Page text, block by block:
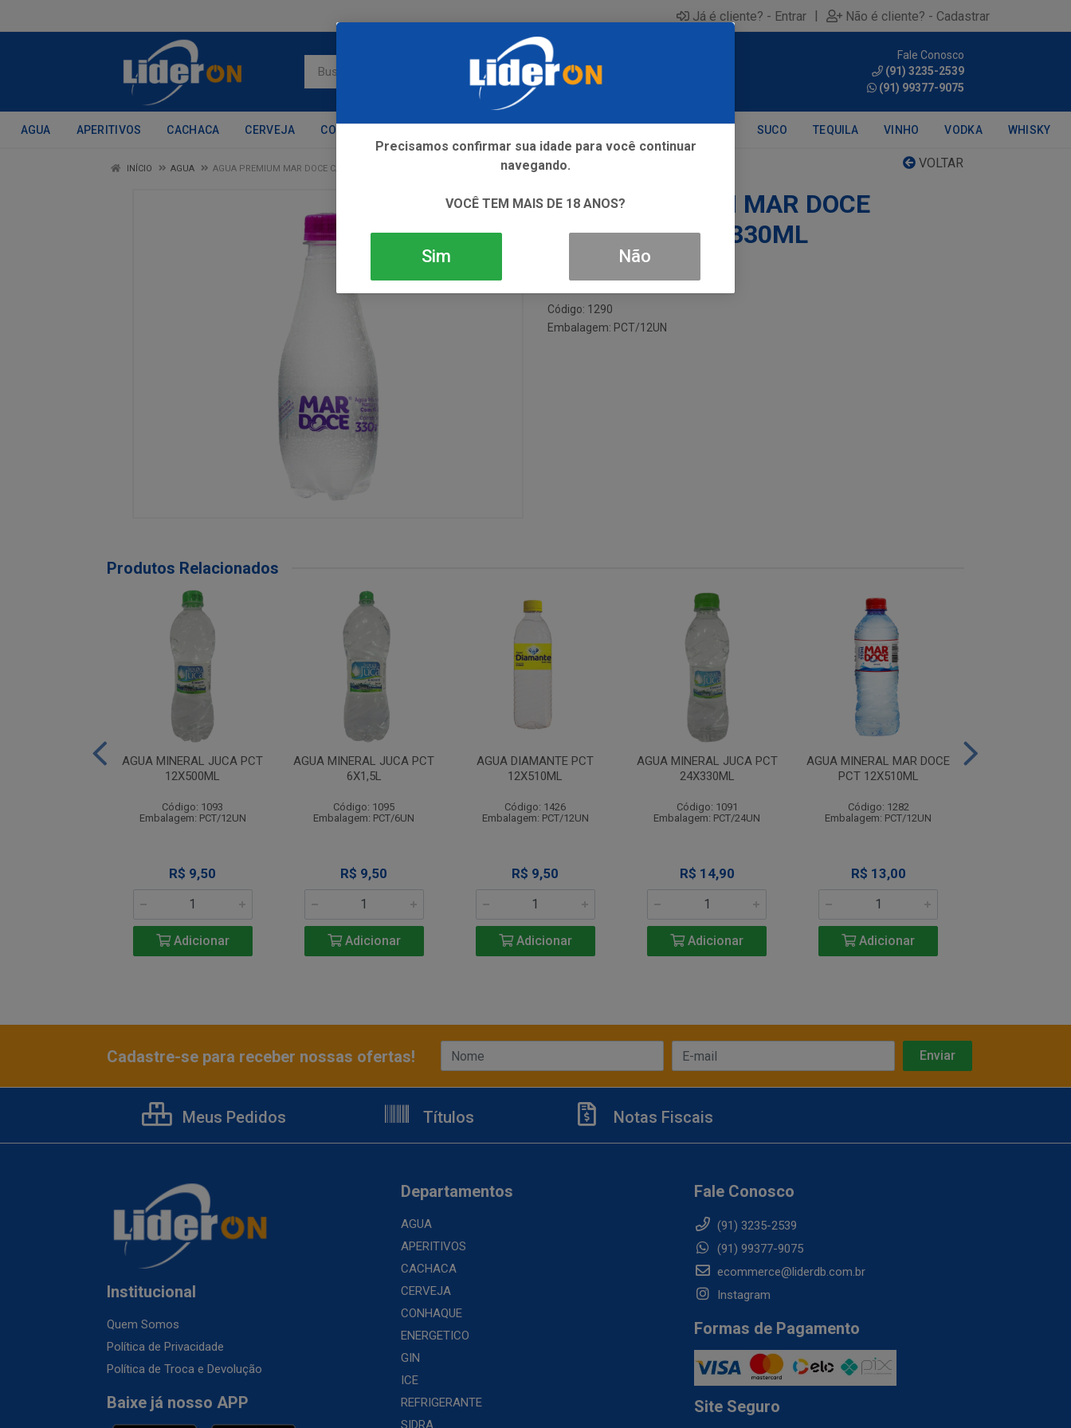
Já é cliente? - Entrar | Não é cliente? - Cadastrar
Fale Conosco
(91) 3235-2539
(91) 99377-9075
AGUA APERITIVOS CACHACA CERVEJA CONHAQUE SUCO TEQUILA VINHO VODKA WHISKY
VOLTAR
INÍCIO AGUA AGUA PREMIUM MAR DOCE C/GAS PCT 12X330ML
AGUA PREMIUM MAR DOCE
C/GAS PCT 12X330ML
Código: 1290
Embalagem: PCT/12UN
Produtos Relacionados
AGUA MINERAL JUCA PCT
12X500ML
Código: 1093
Embalagem: PCT/12UN
R$ 9,50
Adicionar
AGUA MINERAL JUCA PCT
6X1,5L
Código: 1095
Embalagem: PCT/6UN
R$ 9,50
Adicionar
AGUA DIAMANTE PCT
12X510ML
Código: 1426
Embalagem: PCT/12UN
R$ 9,50
Adicionar
AGUA MINERAL JUCA PCT
24X330ML
Código: 1091
Embalagem: PCT/24UN
R$ 14,90
Adicionar
AGUA MINERAL MAR DOCE
PCT 12X510ML
Código: 1282
Embalagem: PCT/12UN
R$ 13,00
Adicionar
Cadastre-se para receber nossas ofertas!
Meus Pedidos Títulos Notas Fiscais
Institucional
Quem Somos
Política de Privacidade
Política de Troca e Devolução
Baixe já nosso APP
Departamentos
AGUA
APERITIVOS
CACHACA
CERVEJA
CONHAQUE
ENERGETICO
GIN
ICE
REFRIGERANTE
SIDRA
Fale Conosco
(91) 3235-2539
(91) 99377-9075
ecommerce@liderdb.com.br
Instagram
Formas de Pagamento
Site Seguro
Precisamos confirmar sua idade para você continuar
navegando.
VOCÊ TEM MAIS DE 18 ANOS?
Sim Não